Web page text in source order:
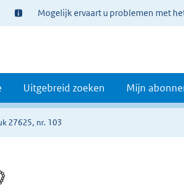
Ter
informatie:
Mogelijk ervaart u problemen met
Uitgebreid zoeken Mijn
27625, nr. 103